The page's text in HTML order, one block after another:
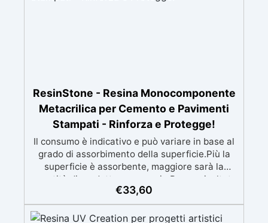
ResinStone - Resina Monocomponente
Metacrilica per Cemento e Pavimenti
Stampati - Rinforza e Protegge!
Il consumo è indicativo e può variare in base al
grado di assorbimento della superficie.Più la
superficie è assorbente, maggiore sarà la
quantità di prodotto necessaria.Per un risultato
ottimale, consigliamo di acquistare una
quantità sufficiente per l’applicazione di almeno
due mani. ✅ Resina metacrilica
€33,60